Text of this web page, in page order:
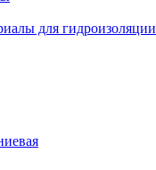
для гидроизоляции